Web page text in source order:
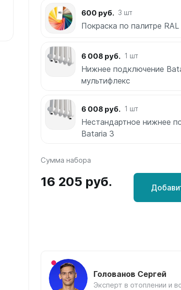
600 руб. 3 шт
Покраска по палитре RAL
6 008 руб. 1 шт
Нижнее подключение
мультифлекс
6 008 руб. 1 шт
Нестандартное нижнее
Bataria 3
Сумма набора
16 205 руб.
Голованов Сергей
Эксперт в отоплении и